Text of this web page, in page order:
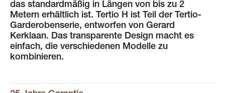
das standardmäßig in Längen von bis zu 2
Metern erhältlich ist. Tertio H ist Teil der Tertio-
Garderobenserie, entworfen von Gerard
Kerklaan. Das transparente Design macht es
einfach, die verschiedenen Modelle zu
kombinieren.